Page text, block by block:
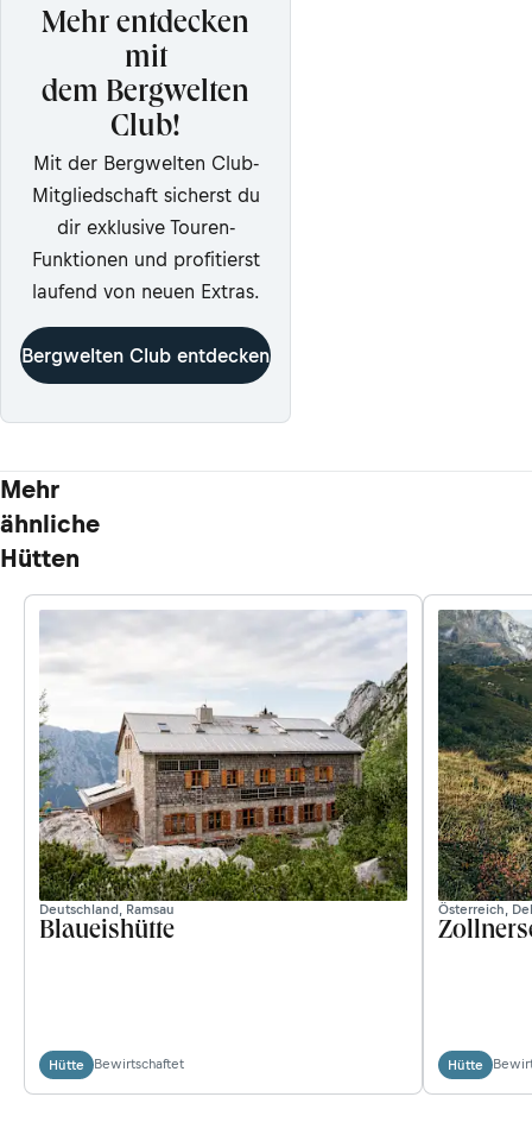
Mehr entdecken
mit
dem Bergwelten
Club!
Mit der Bergwelten Club-
Mitgliedschaft sicherst du
dir exklusive Touren-
Funktionen und profitierst
laufend von neuen Extras.
Bergwelten Club entdecken
Mehr
ähnliche
Hütten
Deutschland, Ramsau
Blaueishütte
Hütte Bewirtschaftet
Österreich,
Hütte